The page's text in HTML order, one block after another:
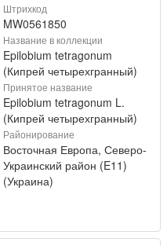
Штрихкод
MW0561850
Название в коллекции
Epilobium tetragonum
(Кипрей четырехгранный)
Принятое название
Epilobium tetragonum L.
(Кипрей четырехгранный)
Районирование
Восточная Европа, Северо-
Украинский район (E11)
(Украина)